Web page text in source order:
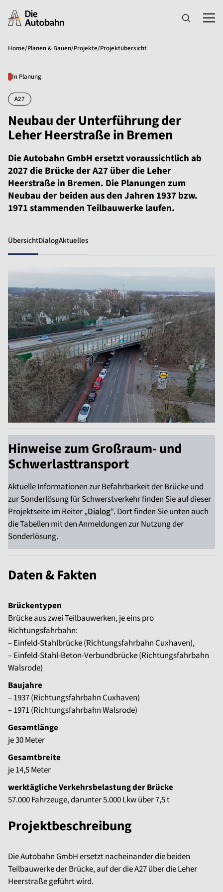
Home/Planen & Bauen/Projekte/Projektübersicht
In Planung
A27
Neubau der Unterführung der
Leher Heerstraße in Bremen
Die Autobahn GmbH ersetzt voraussichtlich ab
2027 die Brücke der A27 über die Leher
Heerstraße in Bremen. Die Planungen zum
Neubau der beiden aus den Jahren 1937 bzw.
1971 stammenden Teilbauwerke laufen.
ÜbersichtDialogAktuelles
Hinweise zum Großraum- und
Schwerlasttransport
Aktuelle Informationen zur Befahrbarkeit der Brücke und
zur Sonderlösung für Schwerstverkehr finden Sie auf dieser
Projektseite im Reiter „Dialog“. Dort finden Sie unten auch
die Tabellen mit den Anmeldungen zur Nutzung der
Sonderlösung.
Daten & Fakten
Brückentypen
Brücke aus zwei Teilbauwerken, je eins pro
Richtungsfahrbahn:
– Einfeld-Stahlbrücke (Richtungsfahrbahn Cuxhaven),
– Einfeld-Stahl-Beton-Verbundbrücke (Richtungsfahrbahn
Walsrode)
Baujahre
– 1937 (Richtungsfahrbahn Cuxhaven)
– 1971 (Richtungsfahrbahn Walsrode)
Gesamtlänge
je 30 Meter
Gesamtbreite
je 14,5 Meter
werktägliche Verkehrsbelastung der Brücke
57.000 Fahrzeuge, darunter 5.000 Lkw über 7,5 t
Projektbeschreibung
Die Autobahn GmbH ersetzt nacheinander die beiden
Teilbauwerke der Brücke, auf der die A27 über die Leher
Heerstraße geführt wird.